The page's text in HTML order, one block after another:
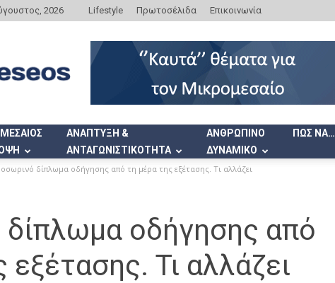
2026 Lifestyle Πρωτοσέλιδα Επικοινωνία
ΑΝΑΠΤΥΞΗ &
ΑΝΤΑΓΩΝΙΣΤΙΚΟΤΗΤΑ
ΑΝΘΡΩΠΙΝΟ
ΔΥΝΑΜΙΚΟ
ΠΩΣ ΝΑ…
δίπλωμα οδήγησης από τη μέρα της εξέτασης. Τι αλλάζει
οδήγησης από
εξέτασης. Τι αλλάζει